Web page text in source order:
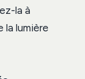
la à
la lumière